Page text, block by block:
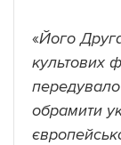
«Його
культових
обрамити